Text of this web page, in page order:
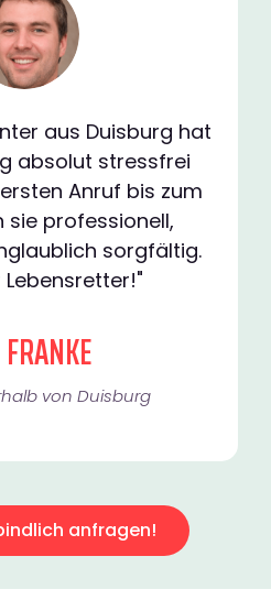
aus Duisburg hat
absolut stressfrei
Anruf bis zum
sie professionell,
sorgfältig.
Lebensretter!"
von Duisburg​
anfragen!